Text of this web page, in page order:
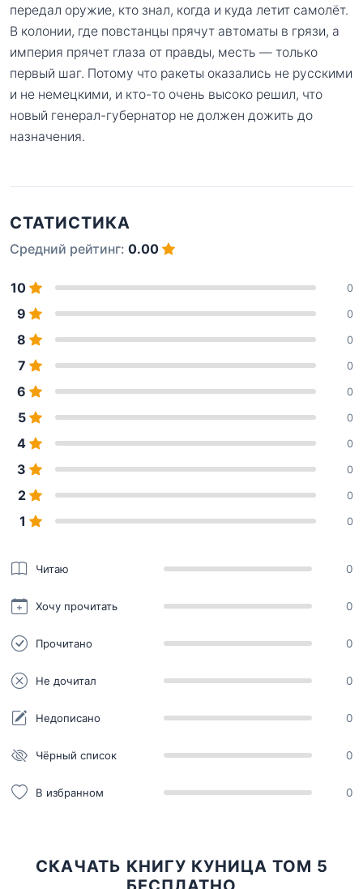
передал оружие, кто знал, когда и куда летит самолёт.
В колонии, где повстанцы прячут автоматы в грязи, а
империя прячет глаза от правды, месть — только
первый шаг. Потому что ракеты оказались не русскими
и не немецкими, и кто-то очень высоко решил, что
новый генерал-губернатор не должен дожить до
назначения.
СТАТИСТИКА
Средний рейтинг: 0.00
10 0
9 0
8 0
7 0
6 0
5 0
4 0
3 0
2 0
1 0
Читаю 0
Хочу прочитать 0
Прочитано 0
Не дочитал 0
Недописано 0
Чёрный список 0
В избранном 0
СКАЧАТЬ КНИГУ КУНИЦА ТОМ 5